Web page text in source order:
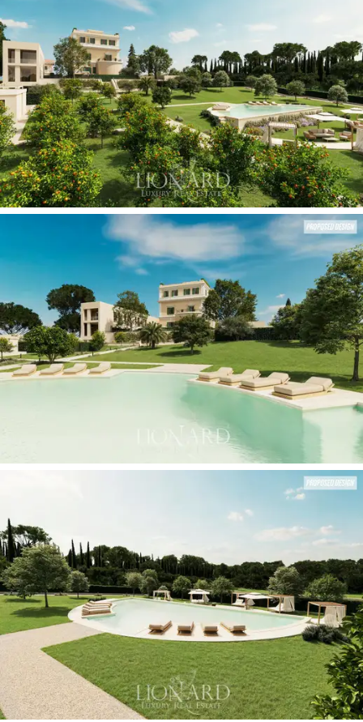
Outre cette splendide dépendance exclusive, la
propriété bénéficie d’un accès aux extraordinaires
équipements communs situés dans leparc de plus de
6 000 m². L’espace bien-être de la copropriété abrite
un spa luxueux équipé d’un sauna et d’un hammam,
flanqué d’une salle de sport dotée d’équipements de
fitness de dernière génération. La grande piscine
extérieure à débordement est agrémentée d’un
élégant solarium. La propriété offre enfin la possibilité
pratique d’acquérir des places de parking réservées
dans le parking sécurisé du complexe.
L’image représente une proposition d’aménagement
sous forme de rendu et non l’état actuel du bien
immobilier.